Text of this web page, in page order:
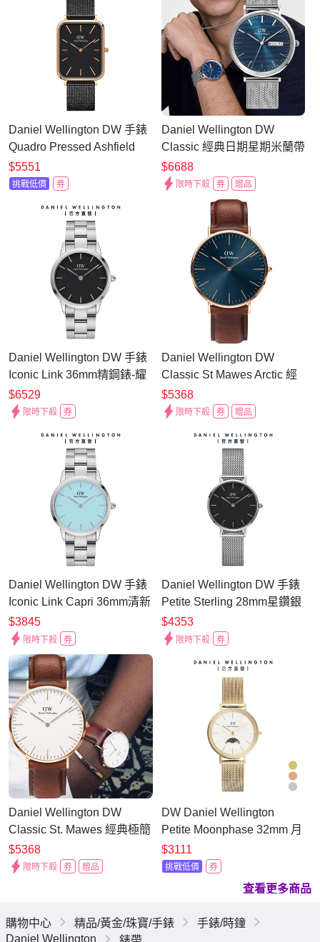
Daniel Wellington DW 手錶
Quadro Pressed Ashfield
29X36.5 經典黑麥穗式金屬
編織大方錶 DW00100467
$5551
挑戰低價 券
Daniel Wellington DW
Classic 經典日期星期米蘭帶
手錶 七夕浪漫購 送禮首
選-40mm/銀框
DW00100833
$6688
限時下殺 券 贈品
Daniel Wellington DW 手錶
Iconic Link 36mm精鋼錶-耀
目亮銀 DW00100204
$6529
限時下殺 券
Daniel Wellington DW
Classic St Mawes Arctic 經
典極簡美學手錶 七夕浪漫購
送禮首選-40mm/玫瑰金框
$5368
限時下殺 券 贈品
Daniel Wellington DW 手錶
Iconic Link Capri 36mm清新
藍精鋼錶-粉藍錶盤
DW00100542
$3845
限時下殺 券
Daniel Wellington DW 手錶
Petite Sterling 28mm星鑽銀
米蘭金屬錶-黑錶盤-銀框
DW00100218
$4353
限時下殺 券
Daniel Wellington DW
Classic St. Mawes 經典極簡
美學手錶 七夕浪漫購 送禮首
選-40mm/玫瑰金框
$5368
限時下殺 券 贈品
DW Daniel Wellington
Petite Moonphase 32mm 月
相錶系列
$3111
挑戰低價 券
查看更多商品
購物中心 精品/黃金/珠寶/手錶
手錶/時鐘
Daniel Wellington